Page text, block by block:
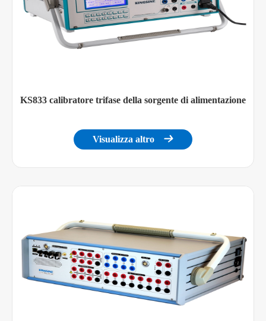
KS833 calibratore trifase della sorgente di alimentazione
Visualizza altro 